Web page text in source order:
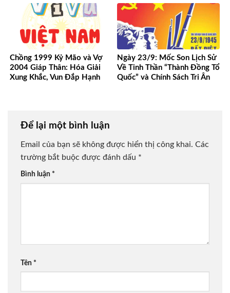
Chồng 1999 Kỷ Mão và Vợ
2004 Giáp Thân: Hóa Giải
Xung Khắc, Vun Đắp Hạnh
Ngày 23/9: Mốc Son Lịch Sử
Về Tinh Thần “Thành Đồng Tổ
Quốc” và Chính Sách Tri Ân
Để lại một bình luận
Email của bạn sẽ không được hiển thị công khai. Các
trường bắt buộc được đánh dấu *
Bình luận *
Tên *